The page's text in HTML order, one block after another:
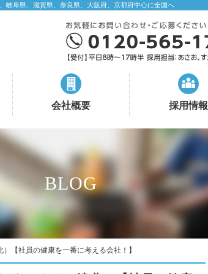
岐阜県、滋賀県、奈良県、大阪府、京都府中心に全国へ
会社概要 採用情報
BLOG
【社員の健康を一番に考える会社！】